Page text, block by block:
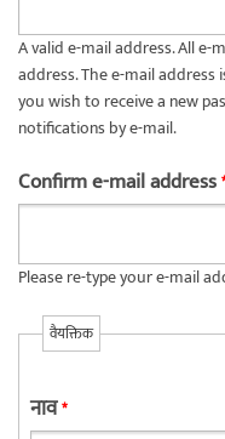
A valid e-mail address. All
address. The e-mail
you wish to receive a new
notifications by e-mail.
Confirm e-mail address*
Please re-type your e-mail
वैयक्तिक
नाव*